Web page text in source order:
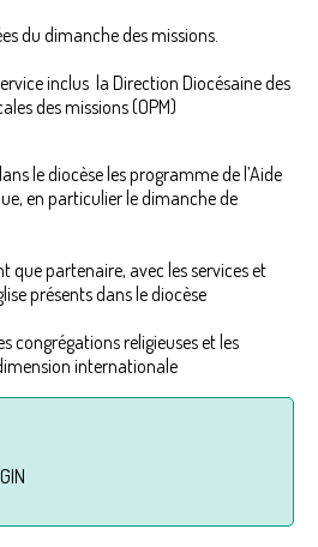
du dimanche des missions.
inclus la Direction Diocésaine des
des missions (OPM)
le diocèse les programme de l’Aide
en particulier le dimanche de
que partenaire, avec les services et
présents dans le diocèse
congrégations religieuses et les
internationale